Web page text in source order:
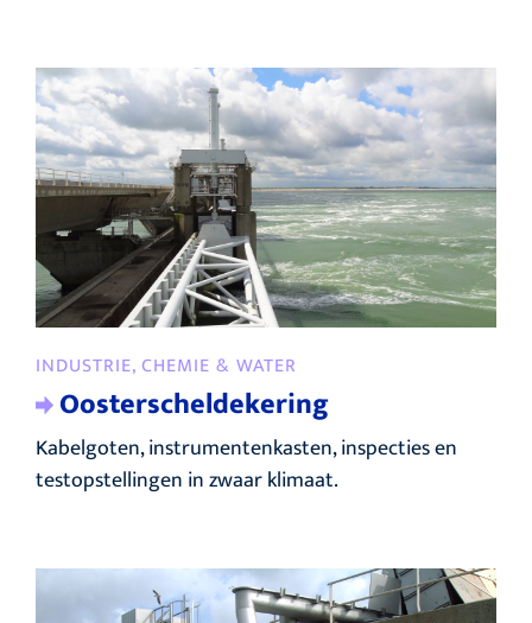
INDUSTRIE, CHEMIE & WATER
Oosterscheldekering
Kabelgoten, instrumentenkasten, inspecties en
testopstellingen in zwaar klimaat.